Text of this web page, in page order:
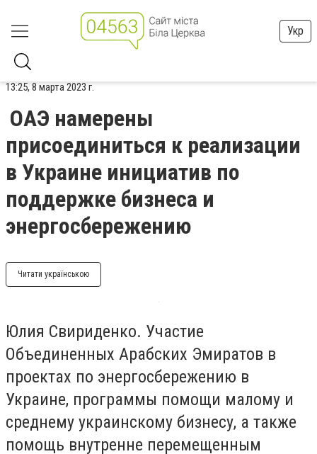
Укр
13:25, 8 марта 2023 г.
ОАЭ намерены
присоединиться к реализации
в Украине инициатив по
поддержке бизнеса и
энергосбережению
Читати українською
Юлия Свириденко. Участие
Объединенных Арабских Эмиратов в
проектах по энергосбережению в
Украине, программы помощи малому и
среднему украинскому бизнесу, а также
помощь внутренне перемещенным